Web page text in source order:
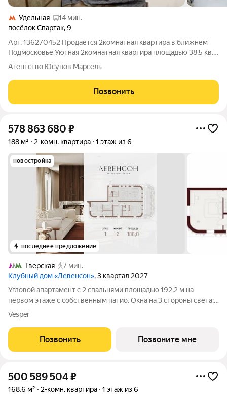
Удельная
14 мин.
посёлок Спартак,9
Арт. 136270452 Продаётся 2комнатная квартира в ближнем
Подмосковье Уютная 2комнатная квартира площадью 38,5 кв.
м на первом этаже деревянного дома. Частичный ремонт,
тёплая, готова к заселению. Что в комплекте:участок с зоной
отдыха; просторный
Агентство Юсупов Марсель
Позвонить
578 863 680 ₽
188 м² 2-комн. квартира 1 этаж из 6
новостройка
последнее предложение
Тверская
7 мин.
Клубный дом «Левенсон», 3 квартал 2027
Угловой апартамент с 2 спальнями площадью 192,2 м на
первом этаже с собственным патио. Окна на 3 стороны света:
север, юг и восток. Высота потолков 3,25 м. Просторная кухня-
гостиная 51,3 кв.м обрамленная 7 панорамными окнами.
Приватная зона с 2
Vesper
Позвонить Позвоните мне
500 589 504₽
168,6 м² 2-комн. квартира 1 этаж из 6